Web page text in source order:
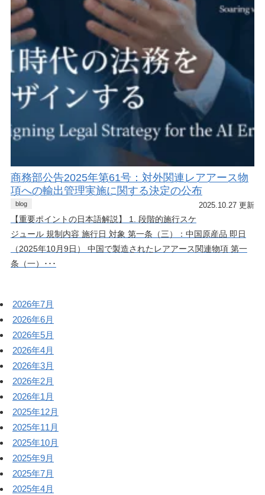
商務部公告2025年第61号：対外関連レアアース物
項への輸出管理実施に関する決定の公布
blog 2025.10.27 更新
【重要ポイントの日本語解説】 1. 段階的施行スケ
ジュール 規制内容 施行日 対象 第一条（三）：中国原産品 即日
（2025年10月9日） 中国で製造されたレアアース関連物項 第一
条（一）･･･
2026年7月
2026年6月
2026年5月
2026年4月
2026年3月
2026年2月
2026年1月
2025年12月
2025年11月
2025年10月
2025年9月
2025年7月
2025年4月